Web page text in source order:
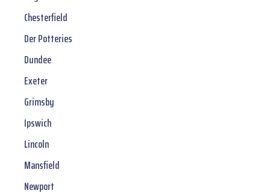
Chesterfield
Der Potteries
Dundee
Exeter
Grimsby
Ipswich
Lincoln
Mansfield
Newport